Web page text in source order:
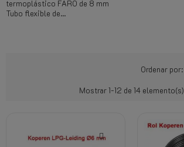
termoplástico FARO de 8 mm
Tubo flexible de...
Ordenar por:
Mostrar 1-12 de 14 elemento(s)